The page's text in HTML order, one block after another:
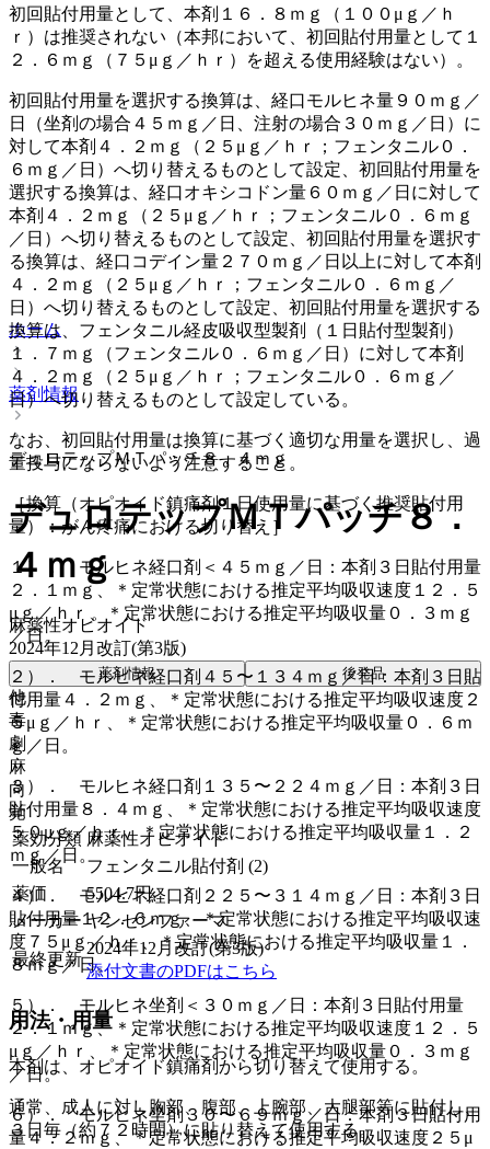
初回貼付用量として、本剤１６．８ｍｇ（１００μｇ／ｈ
ｒ）は推奨されない（本邦において、初回貼付用量として１
２．６ｍｇ（７５μｇ／ｈｒ）を超える使用経験はない）。
初回貼付用量を選択する換算は、経口モルヒネ量９０ｍｇ／
日（坐剤の場合４５ｍｇ／日、注射の場合３０ｍｇ／日）に
対して本剤４．２ｍｇ（２５μｇ／ｈｒ；フェンタニル０．
６ｍｇ／日）へ切り替えるものとして設定、初回貼付用量を
選択する換算は、経口オキシコドン量６０ｍｇ／日に対して
本剤４．２ｍｇ（２５μｇ／ｈｒ；フェンタニル０．６ｍｇ
／日）へ切り替えるものとして設定、初回貼付用量を選択す
る換算は、経口コデイン量２７０ｍｇ／日以上に対して本剤
４．２ｍｇ（２５μｇ／ｈｒ；フェンタニル０．６ｍｇ／
日）へ切り替えるものとして設定、初回貼付用量を選択する
換算は、フェンタニル経皮吸収型製剤（１日貼付型製剤）
１．７ｍｇ（フェンタニル０．６ｍｇ／日）に対して本剤
４．２ｍｇ（２５μｇ／ｈｒ；フェンタニル０．６ｍｇ／
日）へ切り替えるものとして設定している。
なお、初回貼付用量は換算に基づく適切な用量を選択し、過
量投与にならないよう注意すること。
［換算（オピオイド鎮痛剤１日使用量に基づく推奨貼付用
量）：がん疼痛における切り替え］
１）． モルヒネ経口剤＜４５ｍｇ／日：本剤３日貼付用量
２．１ｍｇ、＊定常状態における推定平均吸収速度１２．５
μｇ／ｈｒ、＊定常状態における推定平均吸収量０．３ｍｇ
／日。
２）． モルヒネ経口剤４５〜１３４ｍｇ／日：本剤３日貼
付用量４．２ｍｇ、＊定常状態における推定平均吸収速度２
５μｇ／ｈｒ、＊定常状態における推定平均吸収量０．６ｍ
ｇ／日。
３）． モルヒネ経口剤１３５〜２２４ｍｇ／日：本剤３日
貼付用量８．４ｍｇ、＊定常状態における推定平均吸収速度
５０μｇ／ｈｒ、＊定常状態における推定平均吸収量１．２
ｍｇ／日。
４）． モルヒネ経口剤２２５〜３１４ｍｇ／日：本剤３日
貼付用量１２．６ｍｇ、＊定常状態における推定平均吸収速
度７５μｇ／ｈｒ、＊定常状態における推定平均吸収量１．
８ｍｇ／日。
５）． モルヒネ坐剤＜３０ｍｇ／日：本剤３日貼付用量
２．１ｍｇ、＊定常状態における推定平均吸収速度１２．５
μｇ／ｈｒ、＊定常状態における推定平均吸収量０．３ｍｇ
／日。
６）． モルヒネ坐剤３０〜６９ｍｇ／日：本剤３日貼付用
量４．２ｍｇ、＊定常状態における推定平均吸収速度２５μ
ホーム
薬剤情報
デュロテップＭＴパッチ８．４ｍｇ
デュロテップＭＴパッチ８．
４ｍｇ
麻薬性オピオイド
2024年12月改訂(第3版)
薬剤情報 後発品
他
毒
劇
麻
向
覚
薬効分類 麻薬性オピオイド
一般名
フェンタニル貼付剤 (2)
薬価
5504.7円
メーカー ヤンセンファーマ
最終更新
2024年12月改訂(第3版)
添付文書のPDFはこちら
用法・用量
本剤は、オピオイド鎮痛剤から切り替えて使用する。
通常、成人に対し胸部、腹部、上腕部、大腿部等に貼付し、
３日毎（約７２時間）に貼り替えて使用する。